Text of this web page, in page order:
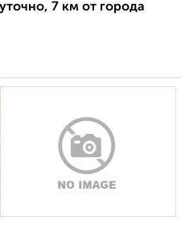
7 км от города